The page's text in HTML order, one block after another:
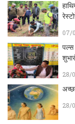
07/
28/
28/